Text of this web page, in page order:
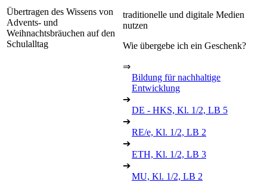
Übertragen des Wissens von
Advents- und
Weihnachtsbräuchen auf den
Schulalltag
traditionelle und digitale Medien
nutzen
Wie übergebe ich ein Geschenk?
⇒
Bildung für nachhaltige
Entwicklung
➔
DE - HKS, Kl. 1/2, LB 5
➔
RE/e, Kl. 1/2, LB 2
➔
ETH, Kl. 1/2, LB 3
➔
MU, Kl. 1/2, LB 2